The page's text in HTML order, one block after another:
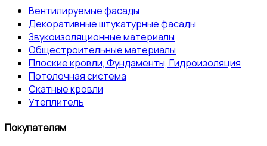
Вентилируемые фасады
Декоративные штукатурные фасады
Звукоизоляционные материалы
Общестроительные материалы
Плоские кровли, Фундаменты, Гидроизоляция
Потолочная система
Скатные кровли
Утеплитель
Покупателям